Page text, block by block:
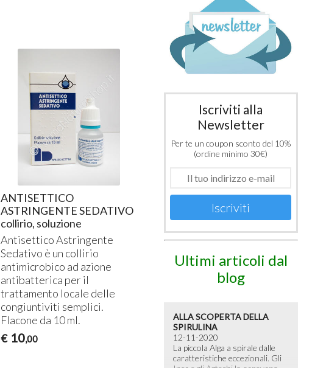
ANTISETTICO
ASTRINGENTE SEDATIVO
collirio, soluzione
Antisettico Astringente
Sedativo è un collirio
antimicrobico ad azione
antibatterica per il
trattamento locale delle
congiuntiviti semplici.
Flacone da 10 ml.
€ 10,00
Iscriviti alla
Newsletter
Per te un coupon sconto del 10%
(ordine minimo 30€)
Iscriviti
Ultimi articoli dal
blog
ALLA SCOPERTA DELLA
SPIRULINA
12-11-2020
La piccola Alga a spirale dalle
caratteristiche eccezionali. Gli